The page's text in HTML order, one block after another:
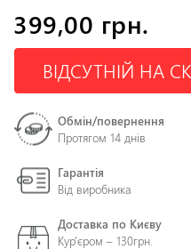
399,00 грн.
ВІДСУТНІЙ НА
Обмін/повернення
Протягом 14 днів
Гарантія
Від виробника
Доставка по Києву
Кур'єром – 130грн.